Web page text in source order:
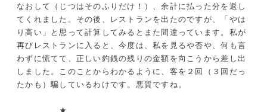
なおして（じつはそのふりだけ！）、余計に払った分を返し
てくれました。その後、レストランを出たのですが、「やは
り高い」と思って計算してみるとまた間違っています。私が
再びレストランに入ると、今度は、私を見るや否や、何も言
わずに慌てて、正しい釣銭の残りの金額を向こうから差し出
しました。このことからわかるように、客を２回（３回だっ
たかも）騙しているわけです。悪質ですね。